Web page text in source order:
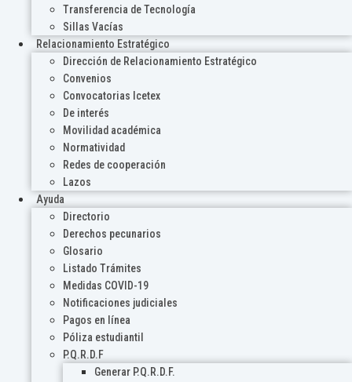
Transferencia de Tecnología
Sillas Vacías
Relacionamiento Estratégico
Dirección de Relacionamiento Estratégico
Convenios
Convocatorias Icetex
De interés
Movilidad académica
Normatividad
Redes de cooperación
Lazos
Ayuda
Directorio
Derechos pecunarios
Glosario
Listado Trámites
Medidas COVID-19
Notificaciones judiciales
Pagos en línea
Póliza estudiantil
P.Q.R.D.F
Generar P.Q.R.D.F.